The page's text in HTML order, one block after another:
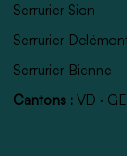
Serrurier Sion
Serrurier
Serrurier Bienne
Cantons : VD · GE